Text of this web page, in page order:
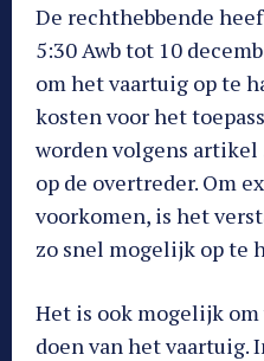
De rechthebbende
5:30 Awb tot 10
om het vaartuig op te
kosten voor het
worden volgens artikel
op de overtreder. Om
voorkomen, is het
zo snel mogelijk op te
Het is ook mogelijk
doen van het vaartuig.